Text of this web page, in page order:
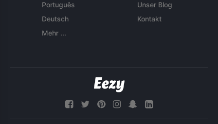
Português
Deutsch
Mehr ...
Unser Blog
Kontakt